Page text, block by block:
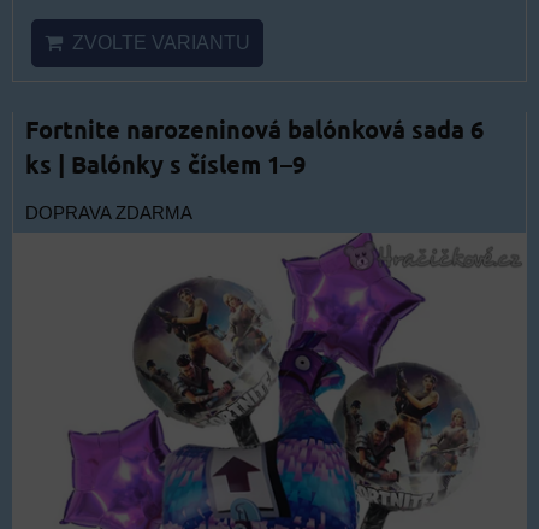
ZVOLTE VARIANTU
Fortnite narozeninová balónková sada 6
ks | Balónky s číslem 1–9
DOPRAVA ZDARMA